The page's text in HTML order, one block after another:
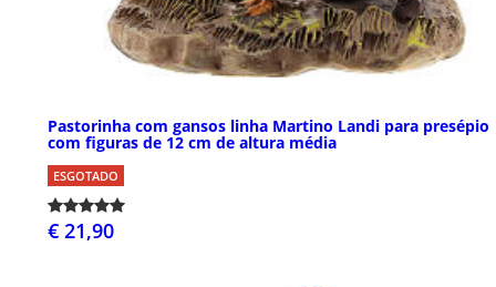
Pastorinha com gansos linha Martino Landi para presépio
com figuras de 12 cm de altura média
ESGOTADO
€ 21,90